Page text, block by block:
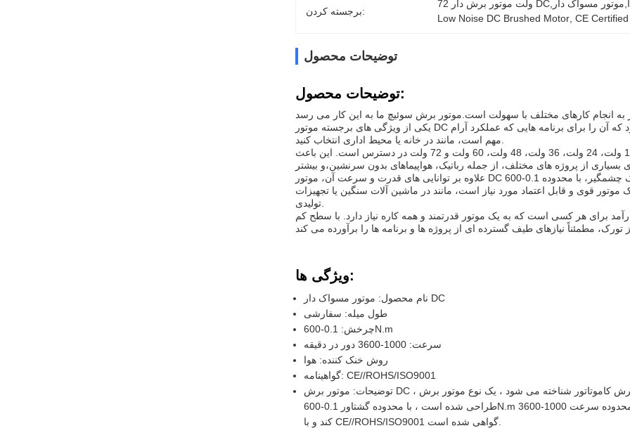
برجسته کردن:
Low Noise DC Brushed Motor , CE
توضیحات محصول
توضیحات محصول:
یکی از ویژگی های برجسته موتور DC برش شده ما، سطح کم سر و صدا آن است. این باعث می شود که آن را برای برنامه هایی که عملکرد آرام
موتور برش کاموتاتور ما در طیف وسیعی از ولتاژ ها از جمله 12 ولت، 24 ولت، 36 ولت، 48 ولت، 60 ولت و 72 ولت در دسترس است. این باعث
علاوه بر توانایی های قدرت و سرعت آن، موتور DC برش شده ما همچنین باعث می شود تورک چشمگیر، با محدوده 0.1-600N.m.این باعث می شود
قوی و قابل اعتماد مورد نیاز است، مانند در ماشین آلات سنگین یا تجهیزات
برای هر کسی است که به یک موتور قدرتمند و همه کاره نیاز دارد. با سطح کم
ویژگی ها:
نام محصول: موتور مسواک دار DC
طول میله: سفارشی
چرخش: 0.1-600N.m
سرعت: 1000-3600 دور در دقیقه
روش خنک کننده: هوا
گواهینامه: CE//ROHS/ISO9001
توضیحات: موتور برش DC ، همچنین به عنوان موتور برش کاموتاتور شناخته می شود ، یک نوع موتور برش DC است که برای طول میله سفارشی
طراحی شده است ، با محدوده گشتاور 0.1-600N.m و محدوده سرعت 1000-3600 rpmاین دستگاه با استفاده از یک روش خنک کننده هوا کار می